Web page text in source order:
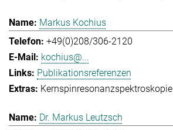
Markus Kochius
+49(0)208/306-2120
kochius@...
Publikationsreferenzen
Kernspinresonanzspektroskopie
Dr. Markus Leutzsch